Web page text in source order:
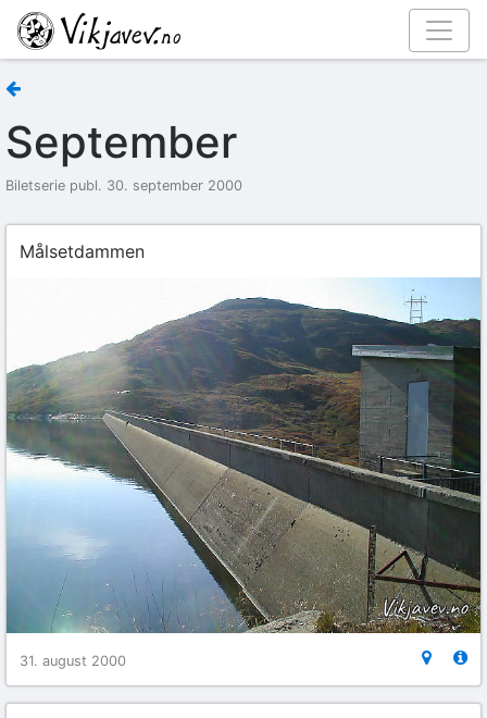
September
Biletserie publ. 30. september 2000
Målsetdammen
31. august 2000